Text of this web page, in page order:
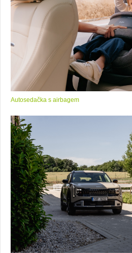
Autosedačka s airbagem